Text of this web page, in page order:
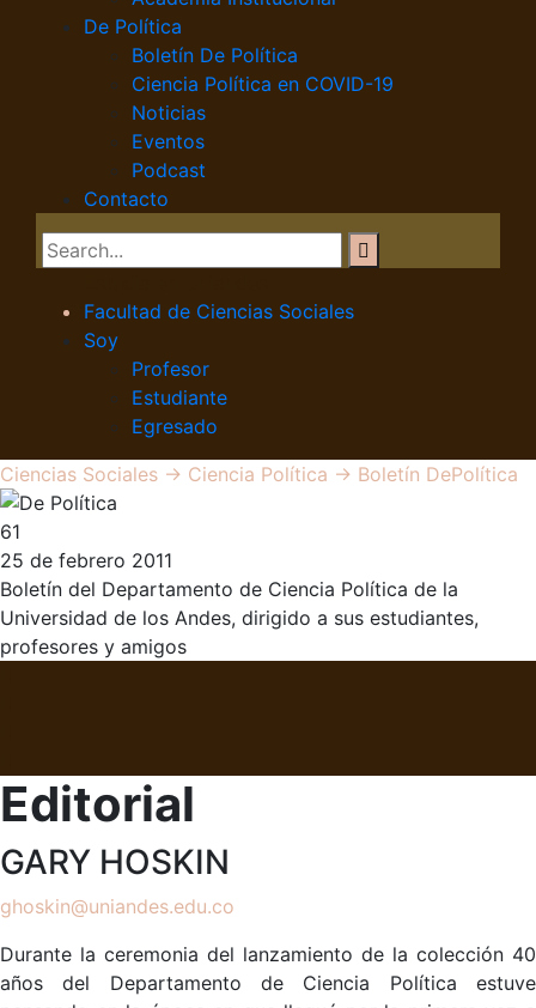
De Política
Boletín De Política
Ciencia Política en COVID-19
Noticias
Eventos
Podcast
Contacto
Facultad de Ciencias Sociales
Soy
Profesor
Estudiante
Egresado
Ciencias Sociales → Ciencia Política → Boletín DePolítica
61
25 de febrero 2011
Boletín del Departamento de Ciencia Política de la
Universidad de los Andes, dirigido a sus estudiantes,
profesores y amigos
Editorial
GARY HOSKIN
ghoskin@uniandes.edu.co
Durante la ceremonia del lanzamiento de la colección 40
años del Departamento de Ciencia Política estuve